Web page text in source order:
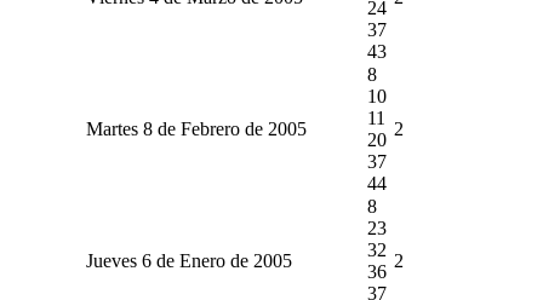
24
37
43
Martes 8 de Febrero de 2005
8
10
11
20
37
44
2
Jueves 6 de Enero de 2005
8
23
32
36
37
2